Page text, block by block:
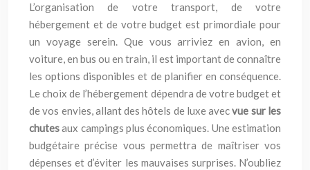
L’organisation de votre transport, de votre
hébergement et de votre budget est primordiale pour
un voyage serein. Que vous arriviez en avion, en
voiture, en bus ou en train, il est important de connaître
les options disponibles et de planifier en conséquence.
Le choix de l’hébergement dépendra de votre budget et
de vos envies, allant des hôtels de luxe avecvue sur les
chutesaux campings plus économiques. Une estimation
budgétaire précise vous permettra de maîtriser vos
dépenses et d’éviter les mauvaises surprises. N’oubliez